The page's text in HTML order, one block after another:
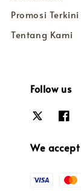
Promosi Terkini
Tentang Kami
Follow us
We accept